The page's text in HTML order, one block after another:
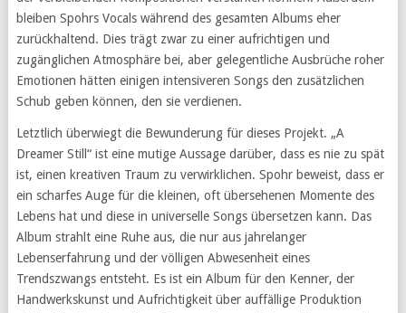
bleiben Spohrs Vocals während des gesamten Albums eher
zurückhaltend. Dies trägt zwar zu einer aufrichtigen und
zugänglichen Atmosphäre bei, aber gelegentliche Ausbrüche roher
Emotionen hätten einigen intensiveren Songs den zusätzlichen
Schub geben können, den sie verdienen.
Letztlich überwiegt die Bewunderung für dieses Projekt. „A
Dreamer Still“ ist eine mutige Aussage darüber, dass es nie zu spät
ist, einen kreativen Traum zu verwirklichen. Spohr beweist, dass er
ein scharfes Auge für die kleinen, oft übersehenen Momente des
Lebens hat und diese in universelle Songs übersetzen kann. Das
Album strahlt eine Ruhe aus, die nur aus jahrelanger
Lebenserfahrung und der völligen Abwesenheit eines
Trendszwangs entsteht. Es ist ein Album für den Kenner, der
Handwerkskunst und Aufrichtigkeit über auffällige Produktion